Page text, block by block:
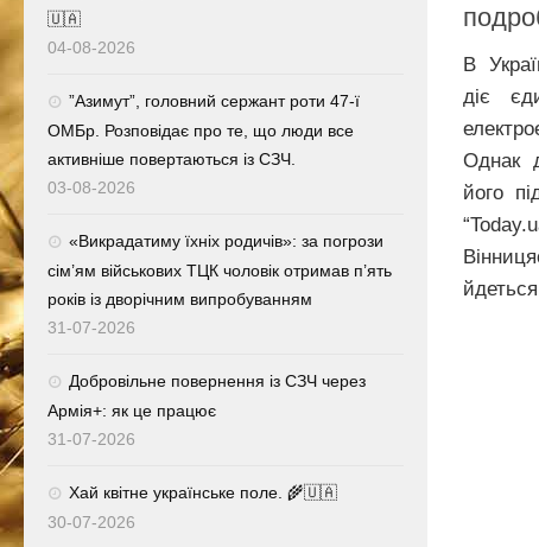
В
діє
Однак
його
🇺🇦
04-08-2026
⁨”Азимут”, головний сержант роти 47-ї
ОМБр. Розповідає про те, що люди все
активніше повертаються із СЗЧ.
03-08-2026
«Викрадатиму їхніх родичів»: за погрози
сім’ям військових ТЦК чоловік отримав п’ять
років із дворічним випробуванням
31-07-2026
Добровільне повернення із СЗЧ через
Армія+: як це працює
31-07-2026
Хай квітне українське поле. 🌾🇺🇦
30-07-2026